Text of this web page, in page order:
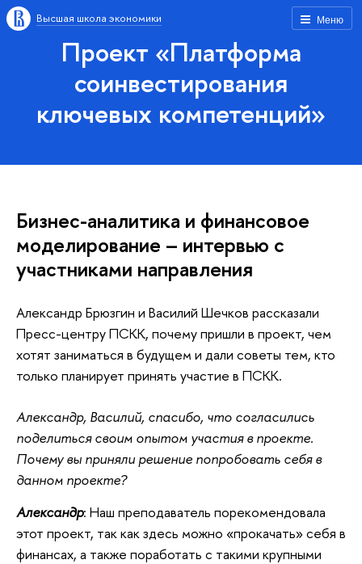
Меню
Высшая школа экономики
Проект «Платформа
соинвестирования
ключевых компетенций»
Бизнес-аналитика и финансовое
моделирование – интервью с
участниками направления
Александр Брюзгин и Василий Шечков рассказали
Пресс-центру ПСКК, почему пришли в проект, чем
хотят заниматься в будущем и дали советы тем, кто
только планирует принять участие в ПСКК.
Александр, Василий, спасибо, что согласились
поделиться своим опытом участия в проекте.
Почему вы приняли решение попробовать себя в
данном проекте?
Александр: Наш преподаватель порекомендовала
этот проект, так как здесь можно «прокачать» себя в
финансах, а также поработать с такими крупными